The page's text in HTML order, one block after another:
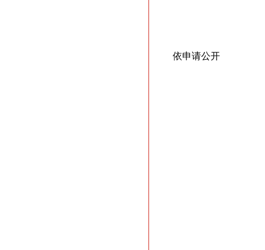
依申请公开